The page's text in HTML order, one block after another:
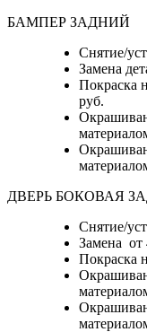
БАМПЕР ЗАДНИЙ
Снятие/
Замена
Покраска
руб.
ДВЕРЬ БОКОВАЯ
Снятие/
Замена от
Покраска